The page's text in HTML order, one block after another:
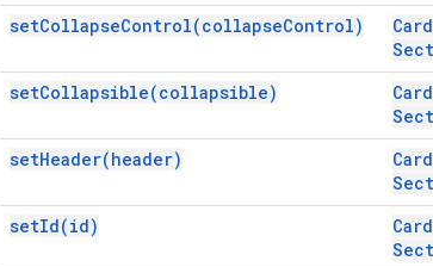
setCollapseControl(collapseControl)
Card
setCollapsible(collapsible)
Card
setHeader(header)
Card
setId(id)
Card